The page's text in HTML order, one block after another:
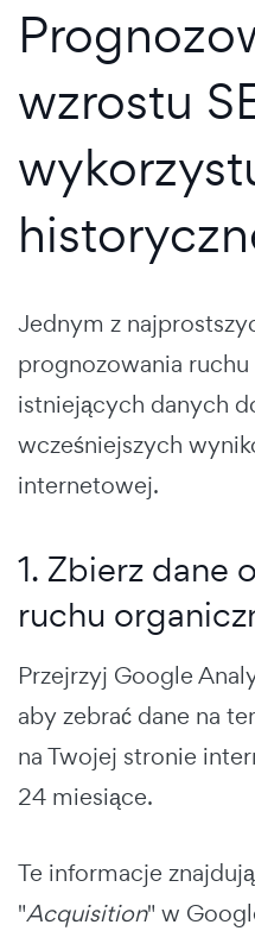
wzrostu
Jednym z
prognozowania
istniejących danych
wcześniejszych
internetowej.
1. Zbierz dane
ruchu
Przejrzyj Google
aby zebrać dane na
na Twojej stronie
24 miesiące.
Te informacje
"Acquisition" w